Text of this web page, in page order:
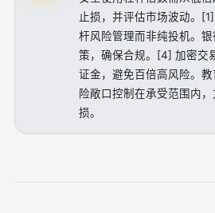
止损，并评估市场波动。
杆风险管理而非纯投机。
策，确保合规。[4] 加密交
证金，避免百倍高风险。
险敞口控制在承受范围内
损。